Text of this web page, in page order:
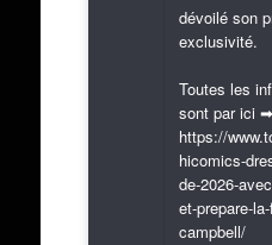
dévoilé son
exclusivité.
Toutes les
sont par ici ➡
https://
hicomics-
de-2026-
et-prepare-
campbell/